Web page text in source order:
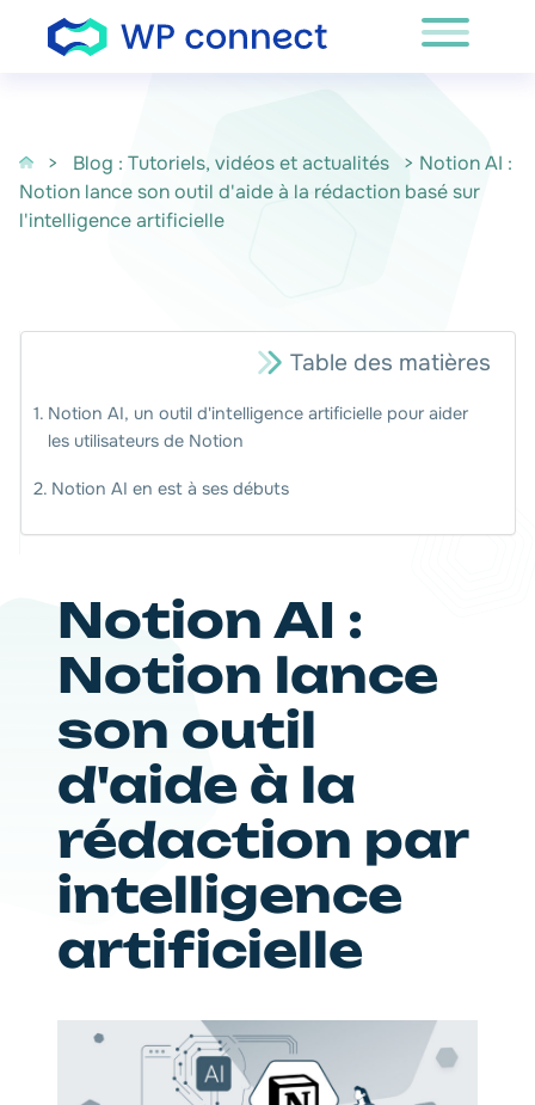
Passer au contenu
> Blog : Tutoriels, vidéos et actualités
> Notion AI :
Notion lance son outil d'aide à la rédaction basé sur
l'intelligence artificielle
Notion AI :
Notion lance
son outil
d'aide à la
rédaction par
intelligence
artificielle
Table des matières
Notion AI, un outil d'intelligence artificielle pour aider
les utilisateurs de Notion
Notion AI en est à ses débuts